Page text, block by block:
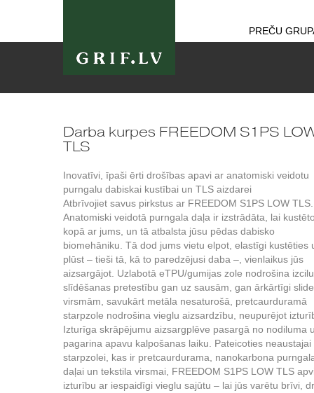
PREČU
Darba kurpes FREEDOM S1PS
TLS
Inovatīvi, īpaši ērti drošības apavi ar anatomiski veidotu
purngalu dabiskai kustībai un TLS aizdarei
Atbrīvojiet savus pirkstus ar FREEDOM S1PS LOW TLS.
Anatomiski veidotā purngala daļa ir izstrādāta, lai
kopā ar jums, un tā atbalsta jūsu pēdas dabisko
biomehāniku. Tā dod jums vietu elpot, elastīgi kustēties
plūst – tieši tā, kā to paredzējusi daba –, vienlaikus jūs
aizsargājot. Uzlabotā eTPU/gumijas zole nodrošina izcilu
slīdēšanas pretestību gan uz sausām, gan ārkārtīgi
virsmām, savukārt metāla nesaturošā, pretcaurduramā
starpzole nodrošina vieglu aizsardzību, neupurējot
Izturīga skrāpējumu aizsargplēve pasargā no nodiluma
pagarina apavu kalpošanas laiku. Pateicoties neaustajai
starpzolei, kas ir pretcaurdurama, nanokarbona
daļai un tekstila virsmai, FREEDOM S1PS LOW TLS
izturību ar iespaidīgi vieglu sajūtu – lai jūs varētu brīvi,